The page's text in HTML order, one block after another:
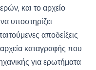
και το αρχείο
υποστηρίζει
αποδείξεις
καταγραφής που
για ερωτήματα